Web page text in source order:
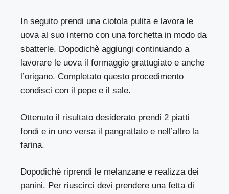
In seguito prendi una ciotola pulita e lavora le
uova al suo interno con una forchetta in modo da
sbatterle. Dopodichè aggiungi continuando a
lavorare le uova il formaggio grattugiato e anche
l’origano. Completato questo procedimento
condisci con il pepe e il sale.
Ottenuto il risultato desiderato prendi 2 piatti
fondi e in uno versa il pangrattato e nell’altro la
farina.
Dopodichè riprendi le melanzane e realizza dei
panini. Per riuscirci devi prendere una fetta di